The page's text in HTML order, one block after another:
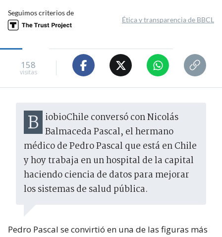
Seguimos criterios de
Ética y transparencia de BBCL
158
visitas
BiobioChile conversó con Nicolás Balmaceda Pascal, el hermano
médico de Pedro Pascal que está en Chile
y hoy trabaja en un hospital de la capital
haciendo ciencia de datos para mejorar
los sistemas de salud pública.
Pedro Pascal se convirtió en una de las figuras más